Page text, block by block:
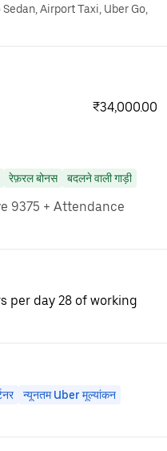
Airport Taxi, Uber Go,
₹34,000.00
रेफ़रल बोनस बदलने वाली गाड़ी
9375 + Attendance
per day 28 of working
न्यूनतम Uber मूल्यांकन